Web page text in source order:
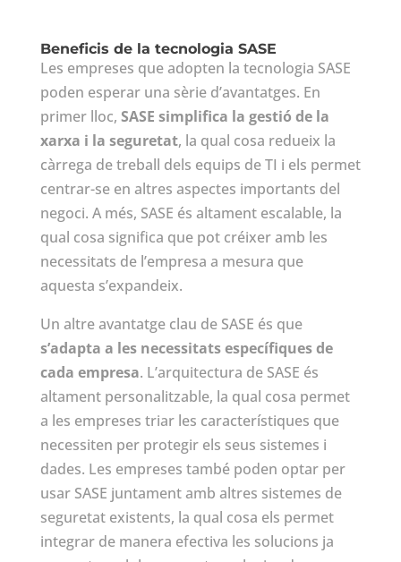
Beneficis de la tecnologia SASE
Les empreses que adopten la tecnologia SASE
poden esperar una sèrie d’avantatges. En
primer lloc, SASE simplifica la gestió de la
xarxa i la seguretat, la qual cosa redueix la
càrrega de treball dels equips de TI i els permet
centrar-se en altres aspectes importants del
negoci. A més, SASE és altament escalable, la
qual cosa significa que pot créixer amb les
necessitats de l’empresa a mesura que
aquesta s’expandeix.
Un altre avantatge clau de SASE és que
s’adapta a les necessitats específiques de
cada empresa. L’arquitectura de SASE és
altament personalitzable, la qual cosa permet
a les empreses triar les característiques que
necessiten per protegir els seus sistemes i
dades. Les empreses també poden optar per
usar SASE juntament amb altres sistemes de
seguretat existents, la qual cosa els permet
integrar de manera efectiva les solucions ja